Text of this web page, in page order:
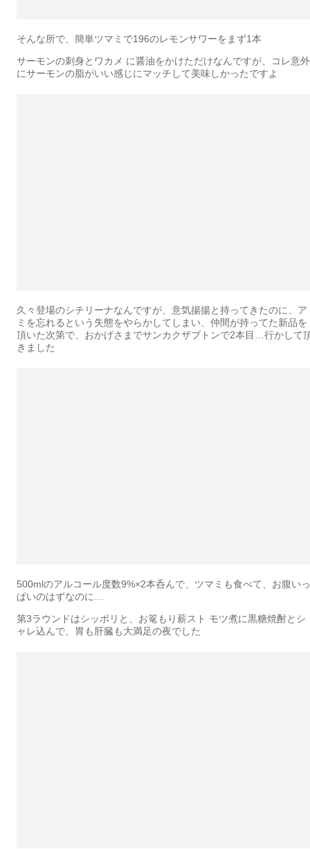
そんな所で、簡単ツマミで196のレモンサワーをまず1本
サーモンの刺身とワカメ に醤油をかけただけなんですが、コレ意外
にサーモンの脂がいい感じにマッチして美味しかったですよ
久々登場のシチリーナなんですが、意気揚揚と持ってきたのに、ア
ミを忘れるという失態をやらかしてしまい、仲間が持ってた新品を
頂いた次第で、おかげさまでサンカクザブトンで2本目…行かして
きました
500mlのアルコール度数9%×2本呑んで、ツマミも食べて、お腹いっ
ぱいのはずなのに…
第3ラウンドはシッポリと、お篭もり薪スト モツ煮に黒糖焼酎とシ
ャレ込んで、胃も肝臓も大満足の夜でした